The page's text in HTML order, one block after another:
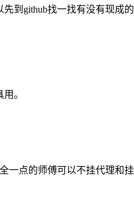
到github找一找有没有现成
。
点的师傅可以不挂代理和